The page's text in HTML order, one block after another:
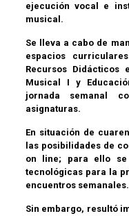
ejecución vocal e
musical.
Se lleva a cabo de
espacios
Recursos Didácticos
Musical I y
jornada semanal
asignaturas.
En situación de
las posibilidades de
on line; para ello se
tecnológicas para la
encuentros semanales.
Sin embargo, resultó